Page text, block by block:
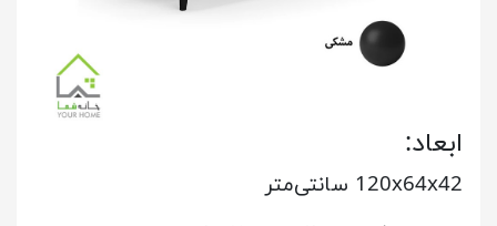
ابعاد:
120x64x42 سانتی‌متر